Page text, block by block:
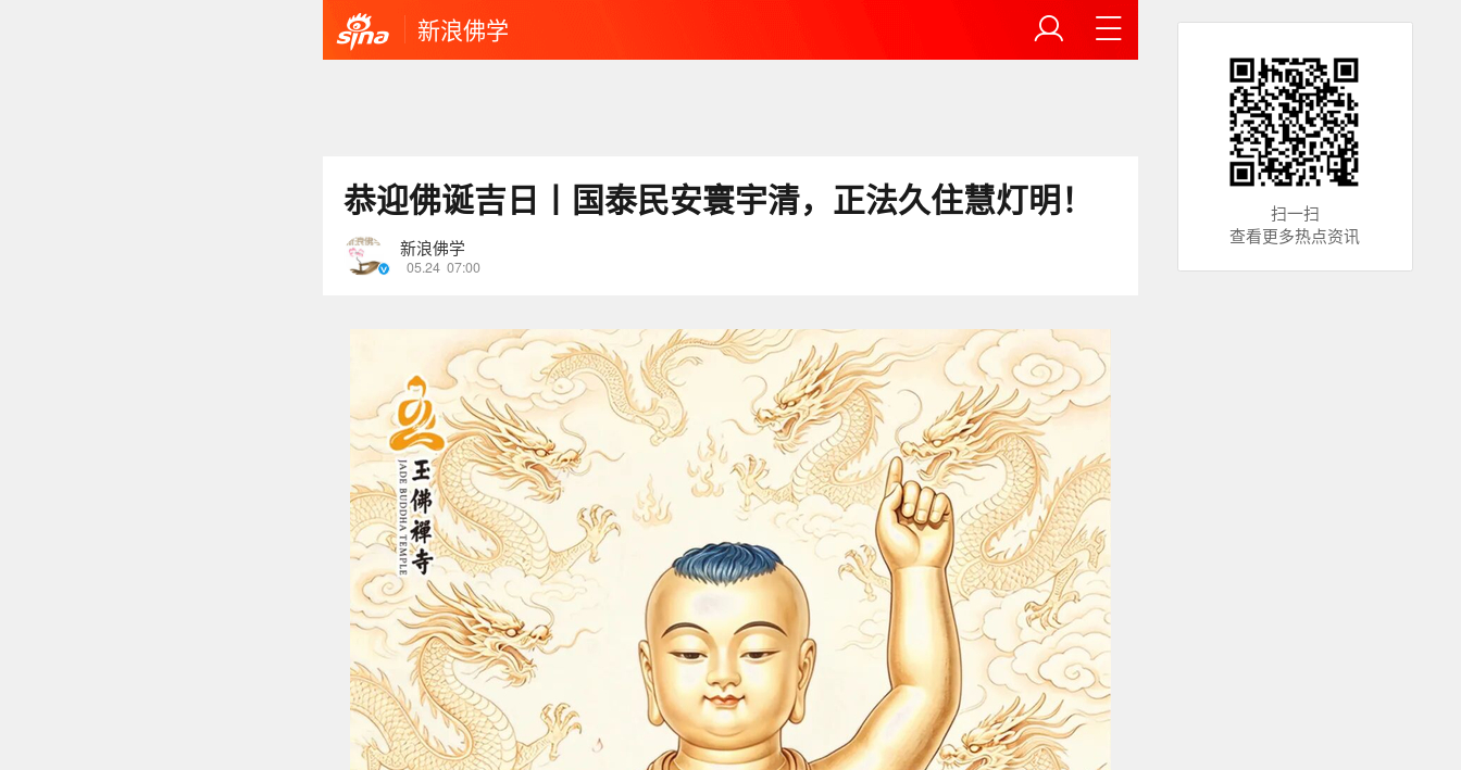
新浪佛学
恭迎佛诞吉日丨国泰民安寰宇清，正法久住慧灯明！
新浪佛学
05.24 07:00
扫一扫
查看更多热点资讯